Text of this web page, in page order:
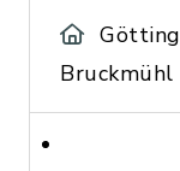
Bruckmühl